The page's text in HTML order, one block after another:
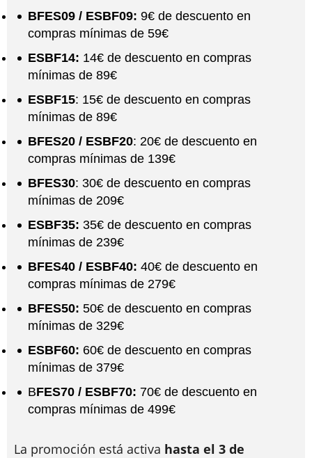
BFES09 / ESBF09: 9€ de descuento en
compras mínimas de 59€
ESBF14: 14€ de descuento en compras
mínimas de 89€
ESBF15: 15€ de descuento en compras
mínimas de 89€
BFES20 / ESBF20: 20€ de descuento en
compras mínimas de 139€
BFES30: 30€ de descuento en compras
mínimas de 209€
ESBF35: 35€ de descuento en compras
mínimas de 239€
BFES40 / ESBF40: 40€ de descuento en
compras mínimas de 279€
BFES50: 50€ de descuento en compras
mínimas de 329€
ESBF60: 60€ de descuento en compras
mínimas de 379€
BFES70 / ESBF70: 70€ de descuento en
compras mínimas de 499€
La promoción está activa hasta el 3 de